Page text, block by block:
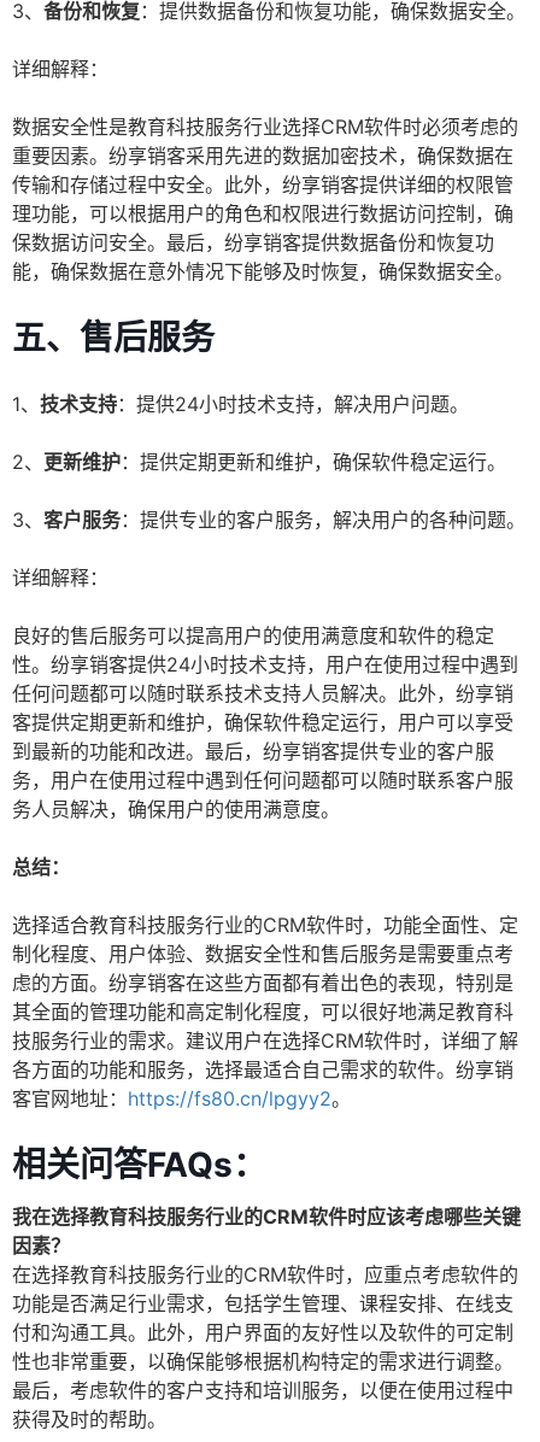
3、 备份和恢复 ：提供数据备份和恢复功能，确保数据安全。
详细解释：
数据安全性是教育科技服务行业选择CRM软件时必须考虑的
重要因素。纷享销客采用先进的数据加密技术，确保数据在
传输和存储过程中安全。此外，纷享销客提供详细的权限管
理功能，可以根据用户的角色和权限进行数据访问控制，确
保数据访问安全。最后，纷享销客提供数据备份和恢复功
能，确保数据在意外情况下能够及时恢复，确保数据安全。
五、售后服务
1、 技术支持：提供24小时技术支持，解决用户问题。
2、 更新维护：提供定期更新和维护，确保软件稳定运行。
3、 客户服务：提供专业的客户服务，解决用户的各种问题。
详细解释：
良好的售后服务可以提高用户的使用满意度和软件的稳定
性。纷享销客提供24小时技术支持，用户在使用过程中遇到
任何问题都可以随时联系技术支持人员解决。此外，纷享销
客提供定期更新和维护，确保软件稳定运行，用户可以享受
到最新的功能和改进。最后，纷享销客提供专业的客户服
务，用户在使用过程中遇到任何问题都可以随时联系客户服
务人员解决，确保用户的使用满意度。
总结：
选择适合教育科技服务行业的CRM软件时，功能全面性、定
制化程度、用户体验、数据安全性和售后服务是需要重点考
虑的方面。纷享销客在这些方面都有着出色的表现，特别是
其全面的管理功能和高定制化程度，可以很好地满足教育科
技服务行业的需求。建议用户在选择CRM软件时，详细了解
各方面的功能和服务，选择最适合自己需求的软件。纷享销
客官网地址： https://fs80.cn/lpgyy2。
相关问答FAQs：
我在选择教育科技服务行业的CRM软件时应该考虑哪些关键
因素？
在选择教育科技服务行业的CRM软件时，应重点考虑软件的
功能是否满足行业需求，包括学生管理、课程安排、在线支
付和沟通工具。此外，用户界面的友好性以及软件的可定制
性也非常重要，以确保能够根据机构特定的需求进行调整。
最后，考虑软件的客户支持和培训服务，以便在使用过程中
获得及时的帮助。